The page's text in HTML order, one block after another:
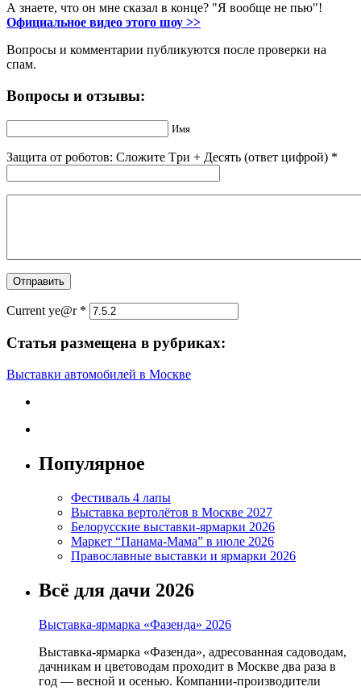
А знаете, что он мне сказал в конце? "Я вообще не пью"!
Официальное видео этого шоу >>
Вопросы и комментарии публикуются после проверки на
спам.
Вопросы и отзывы:
Имя
Защита от роботов: Сложите Тpи + Дecять (ответ цифрой) *
Current ye@r *
Статья размещена в рубриках:
Выставки автомобилей в Москве
Популярное
Фестиваль 4 лапы
Выставка вертолётов в Москве 2027
Белорусские выставки-ярмарки 2026
Маркет “Панама-Мама” в июле 2026
Православные выставки и ярмарки 2026
Всё для дачи 2026
Выставка-ярмарка «Фазенда» 2026
Выставка-ярмарка «Фазенда», адресованная садоводам,
дачникам и цветоводам проходит в Москве два раза в
год — весной и осенью. Компании-производители